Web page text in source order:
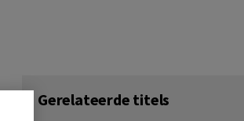
Gerelateerde titels